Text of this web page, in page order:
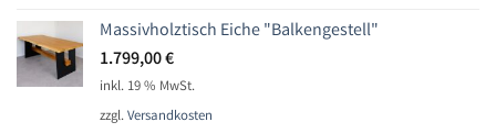
Massivholztisch Eiche "Balkengestell"
1.799,00€
inkl. 19 % MwSt.
zzgl.Versandkosten